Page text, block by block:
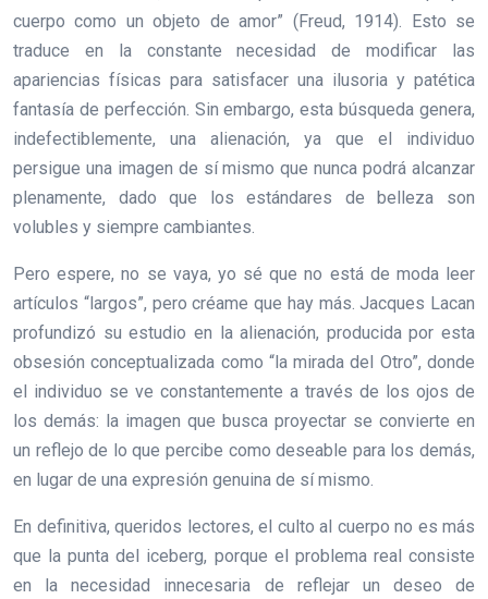
cuerpo como un objeto de amor” (Freud, 1914). Esto se
traduce en la constante necesidad de modificar las
apariencias físicas para satisfacer una ilusoria y patética
fantasía de perfección. Sin embargo, esta búsqueda genera,
indefectiblemente, una alienación, ya que el individuo
persigue una imagen de sí mismo que nunca podrá alcanzar
plenamente, dado que los estándares de belleza son
volubles y siempre cambiantes.
Pero espere, no se vaya, yo sé que no está de moda leer
artículos “largos”, pero créame que hay más. Jacques Lacan
profundizó su estudio en la alienación, producida por esta
obsesión conceptualizada como “la mirada del Otro”, donde
el individuo se ve constantemente a través de los ojos de
los demás: la imagen que busca proyectar se convierte en
un reflejo de lo que percibe como deseable para los demás,
en lugar de una expresión genuina de sí mismo.
En definitiva, queridos lectores, el culto al cuerpo no es más
que la punta del iceberg, porque el problema real consiste
en la necesidad innecesaria de reflejar un deseo de